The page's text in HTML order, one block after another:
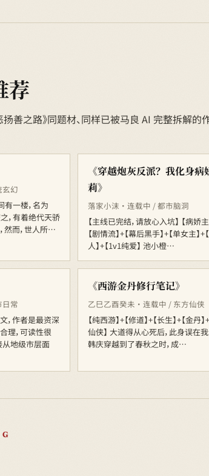
荐
扬善之路》同题材、同样已被马良 AI 完整拆解的
幻
有一楼，名为
，有着绝代天骄
然而，世人所…
《穿越炮灰反派？我化身病
莉》
落家小沫 · 连载中 / 都市脑洞
【主线已完结，请放心入坑】 【病娇
【剧情流】+【幕后黑手】+【单女主】+
人】+【1v1纯爱】 池小橙…
常
，作者是最资深
理，可读性很
从地级市层面
《西游金丹修行笔记》
乙巳乙酉癸未 · 连载中 / 东方仙侠
【纯西游】+【修道】+【长生】+【金丹
仙侠】 大道得从心死后，此身误在我
韩庆穿越到了春秋之时，成…